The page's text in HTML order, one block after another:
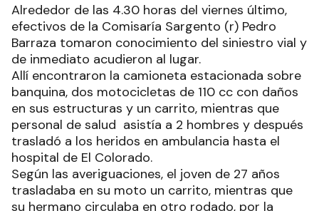
Alrededor de las 4.30 horas del viernes último,
efectivos de la Comisaría Sargento (r) Pedro
Barraza tomaron conocimiento del siniestro vial y
de inmediato acudieron al lugar.
Allí encontraron la camioneta estacionada sobre
banquina, dos motocicletas de 110 cc con daños
en sus estructuras y un carrito, mientras que
personal de salud asistía a 2 hombres y después
trasladó a los heridos en ambulancia hasta el
hospital de El Colorado.
Según las averiguaciones, el joven de 27 años
trasladaba en su moto un carrito, mientras que
su hermano circulaba en otro rodado, por la